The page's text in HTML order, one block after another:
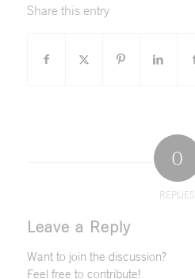
Share this entry
0
REPLIES
Leave a Reply
Want to join the discussion?
Feel free to contribute!